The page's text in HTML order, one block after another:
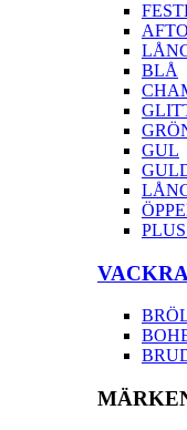
BLÅ
GUL